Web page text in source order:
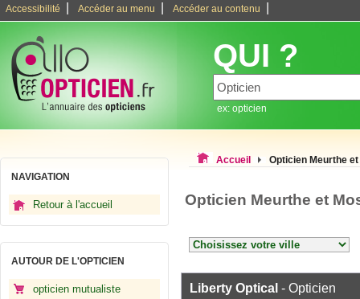
Accessibilité Accéder au menu Accéder au contenu
QUI ?
ex: opticien
NAVIGATION
Retour à l'accueil
AUTOUR DE L'OPTICIEN
opticien mutualiste
Accueil Opticien Meurthe
Opticien Meurthe et
Liberty Optical - Opticien